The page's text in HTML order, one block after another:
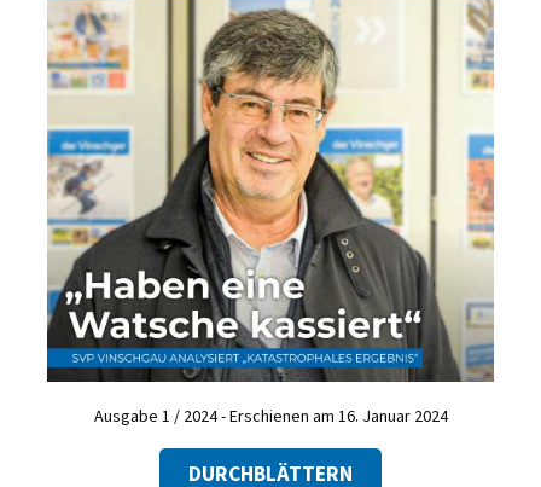
Ausgabe 1 / 2024 - Erschienen am 16. Januar 2024
DURCHBLÄTTERN